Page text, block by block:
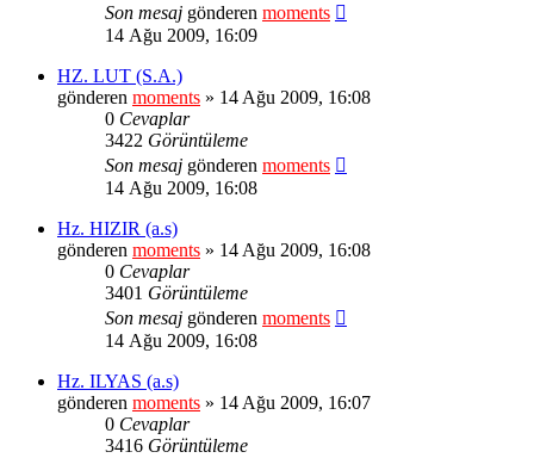
Son mesaj gönderen moments
14 Ağu 2009, 16:09
HZ. LUT (S.A.)
gönderen moments » 14 Ağu 2009, 16:08
0 Cevaplar
3422 Görüntüleme
Son mesaj gönderen moments
14 Ağu 2009, 16:08
Hz. HIZIR (a.s)
gönderen moments » 14 Ağu 2009, 16:08
0 Cevaplar
3401 Görüntüleme
Son mesaj gönderen moments
14 Ağu 2009, 16:08
Hz. ILYAS (a.s)
gönderen moments » 14 Ağu 2009, 16:07
0 Cevaplar
3416 Görüntüleme